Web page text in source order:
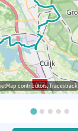
contributors, Tracestrack